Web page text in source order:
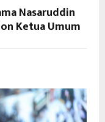
Nasaruddin
Ketua Umum